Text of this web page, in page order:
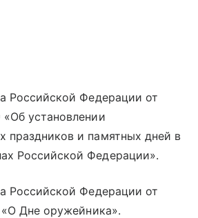
Российской Федерации от
установлении
праздников и памятных дней в
Российской Федерации».
Российской Федерации от
Дне оружейника».